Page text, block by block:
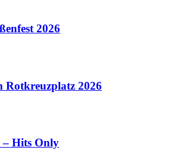
2026
Rotkreuzplatz 2026
Hits Only